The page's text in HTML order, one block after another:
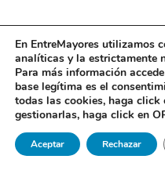
Las familias ante la
Interministerial de
Opinión
Por Jesús Rodrigo, director
Alzheimer y otras Demencias
En EntreMayores utilizamos
analíticas y la estrictamente
Para más información
base legítima es el
todas las cookies, haga click
gestionarlas, haga click en
Aceptar Rechazar